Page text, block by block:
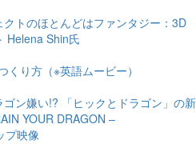
クトのほとんどはファンタジー：3D
Helena Shin氏
り方（※英語ムービー）
ン嫌い!? 「ヒックとドラゴン」の新
YOUR DRAGON –
プ映像